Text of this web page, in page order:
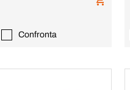
Confronta